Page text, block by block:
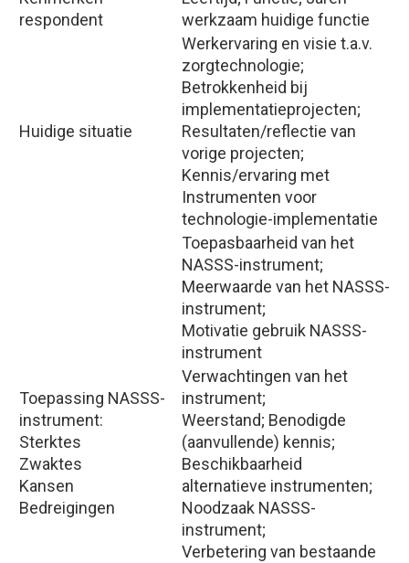
respondent
werkzaam huidige functie
Huidige situatie
Werkervaring en visie t.a.v.
zorgtechnologie;
Betrokkenheid bij
implementatieprojecten;
Resultaten/reflectie van
vorige projecten;
Kennis/ervaring met
Instrumenten voor
technologie-implementatie
Toepassing NASSS-
instrument:
Sterktes
Zwaktes
Kansen
Bedreigingen
Toepasbaarheid van het
NASSS-instrument;
Meerwaarde van het NASSS-
instrument;
Motivatie gebruik NASSS-
instrument
Verwachtingen van het
instrument;
Weerstand; Benodigde
(aanvullende) kennis;
Beschikbaarheid
alternatieve instrumenten;
Noodzaak NASSS-
instrument;
Verbetering van bestaande